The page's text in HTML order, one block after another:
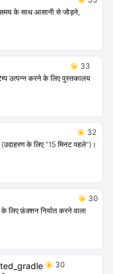
के साथ आसानी से जोड़ने,
33
उत्पन्न करने के लिए पुस्तकालय
32
के लिए "15 मिनट पहले")।
30
लिए फ़ंक्शन निर्यात करने वाला
30